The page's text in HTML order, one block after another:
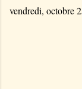
vendredi, octobre